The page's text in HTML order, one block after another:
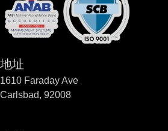
地址
1610 Faraday Ave
Carlsbad, 92008